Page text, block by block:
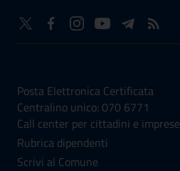
Posta Elettronica Certificata
Centralino unico: 070 6771
Call center per cittadini e imprese
Rubrica dipendenti
Scrivi al Comune